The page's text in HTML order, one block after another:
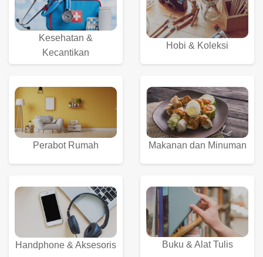
Kesehatan &
Kecantikan
Hobi & Koleksi
Perabot Rumah Makanan dan Minuman
Handphone & Aksesoris Buku & Alat Tulis